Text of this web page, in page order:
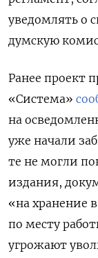
уведомлять о
думскую
Ранее проект
«Система»
на
уже начали
те не могли
издания,
«на хранение
по месту
угрожают